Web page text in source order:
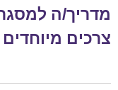
מדריך/ה
צרכים מיוחדים